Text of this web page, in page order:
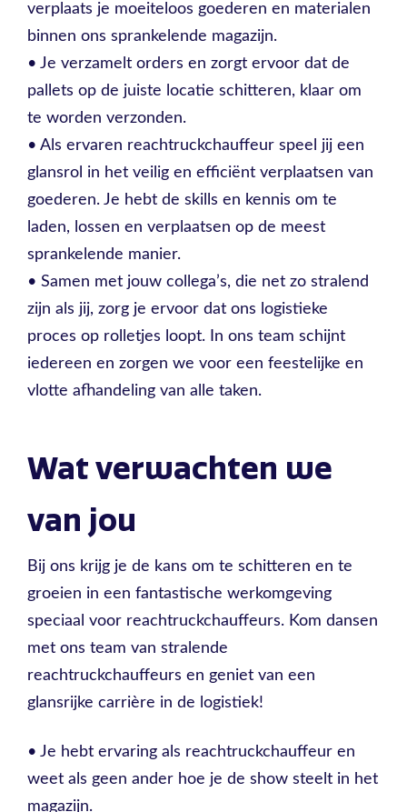
verplaats je moeiteloos goederen en materialen
binnen ons sprankelende magazijn.
• Je verzamelt orders en zorgt ervoor dat de
pallets op de juiste locatie schitteren, klaar om
te worden verzonden.
• Als ervaren reachtruckchauffeur speel jij een
glansrol in het veilig en efficiënt verplaatsen van
goederen. Je hebt de skills en kennis om te
laden, lossen en verplaatsen op de meest
sprankelende manier.
• Samen met jouw collega’s, die net zo stralend
zijn als jij, zorg je ervoor dat ons logistieke
proces op rolletjes loopt. In ons team schijnt
iedereen en zorgen we voor een feestelijke en
vlotte afhandeling van alle taken.
Wat verwachten we
van jou
Bij ons krijg je de kans om te schitteren en te
groeien in een fantastische werkomgeving
speciaal voor reachtruckchauffeurs. Kom dansen
met ons team van stralende
reachtruckchauffeurs en geniet van een
glansrijke carrière in de logistiek!
• Je hebt ervaring als reachtruckchauffeur en
weet als geen ander hoe je de show steelt in het
magazijn.